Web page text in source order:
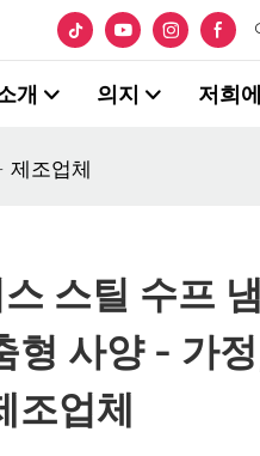
개 의지 저희
제조업체
스틸 수프
형 사양 - 가
조업체